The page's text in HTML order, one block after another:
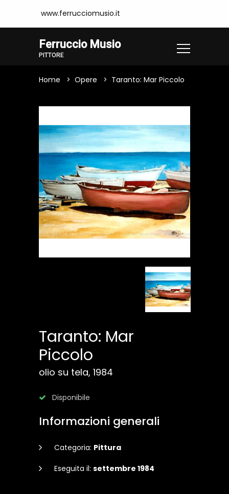
www.ferrucciomusio.it
Ferruccio Musio
PITTORE
Home Opere Taranto: Mar Piccolo
Taranto: Mar
Piccolo
olio su tela, 1984
Disponibile
Informazioni generali
Categoria: Pittura
Eseguita il: settembre 1984